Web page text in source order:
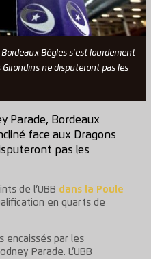
Bègles s'est lourdement
Girondins ne disputeront pas les
Parade, Bordeaux
face aux Dragons
pas les
de l’UBB dans la Poule
en quarts de
encaissés par les
Parade. L’UBB